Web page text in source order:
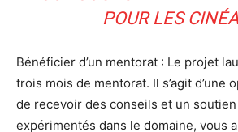
POUR LES
Bénéficier d’un mentorat : Le projet
trois mois de mentorat. Il s’agit d’une
de recevoir des conseils et un
expérimentés dans le domaine, vous